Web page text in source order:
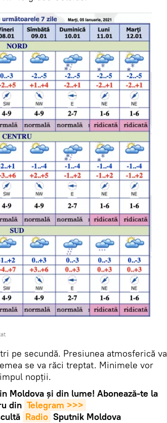
pe secundă. Presiunea atmosferică va
se va răci treptat. Minimele vor
nopții.
Moldova și din lume! Abonează-te la
din Telegram >>>
Radio Sputnik Moldova